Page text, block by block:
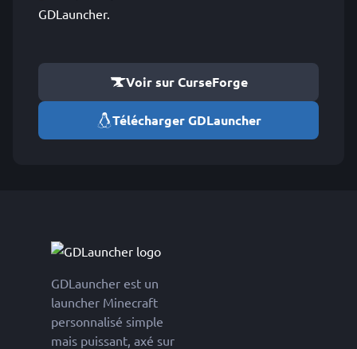
GDLauncher.
Voir sur CurseForge
Télécharger GDLauncher
GDLauncher est un
launcher Minecraft
personnalisé simple
mais puissant, axé sur